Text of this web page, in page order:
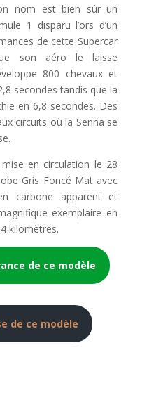
nom est bien sûr un
1 disparu l’ors d’un
de cette Supercar
son aéro le laisse
800 chevaux et
secondes tandis que la
en 6,8 secondes. Des
circuits où la Senna se
en circulation le 28
Gris Foncé Mat avec
carbone apparent et
exemplaire en
kilomètres.
de ce modèle
de ce modèle